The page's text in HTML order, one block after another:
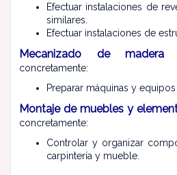
Efectuar instalaciones de
similares.
Efectuar instalaciones de
Mecanizado de madera
concretamente:
Preparar máquinas y
Montaje de muebles y
concretamente:
Controlar y organizar
carpintería y mueble.